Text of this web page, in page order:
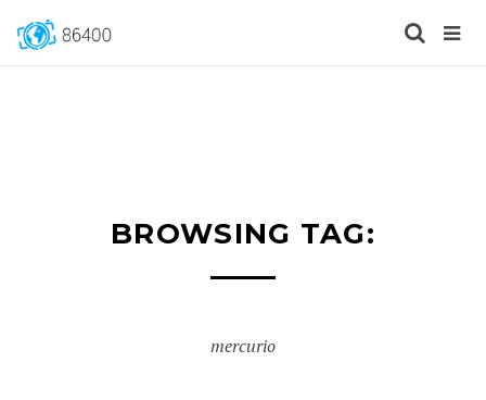
BROWSING TAG:
mercurio